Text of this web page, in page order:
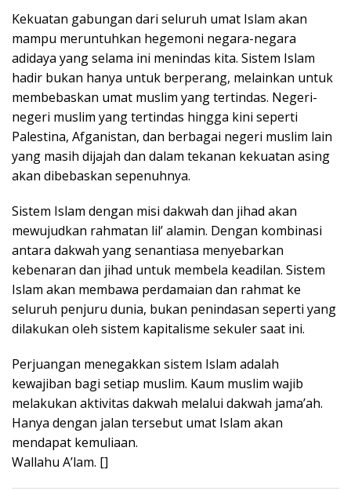
Kekuatan gabungan dari seluruh umat Islam akan
mampu meruntuhkan hegemoni negara-negara
adidaya yang selama ini menindas kita. Sistem Islam
hadir bukan hanya untuk berperang, melainkan untuk
membebaskan umat muslim yang tertindas. Negeri-
negeri muslim yang tertindas hingga kini seperti
Palestina, Afganistan, dan berbagai negeri muslim lain
yang masih dijajah dan dalam tekanan kekuatan asing
akan dibebaskan sepenuhnya.
Sistem Islam dengan misi dakwah dan jihad akan
mewujudkan rahmatan lil’ alamin. Dengan kombinasi
antara dakwah yang senantiasa menyebarkan
kebenaran dan jihad untuk membela keadilan. Sistem
Islam akan membawa perdamaian dan rahmat ke
seluruh penjuru dunia, bukan penindasan seperti yang
dilakukan oleh sistem kapitalisme sekuler saat ini.
Perjuangan menegakkan sistem Islam adalah
kewajiban bagi setiap muslim. Kaum muslim wajib
melakukan aktivitas dakwah melalui dakwah jama’ah.
Hanya dengan jalan tersebut umat Islam akan
mendapat kemuliaan.
Wallahu A’lam. []